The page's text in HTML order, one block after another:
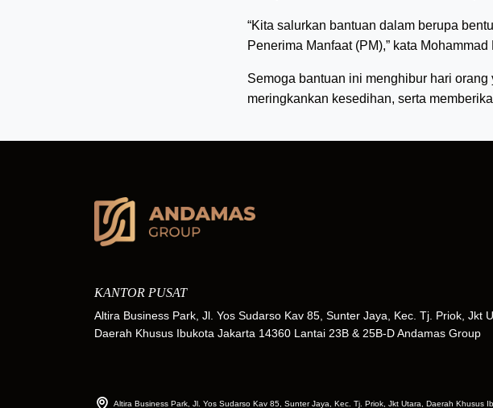
“Kita salurkan bantuan dalam berupa
Penerima Manfaat (PM),” kata
Semoga bantuan ini menghibur hari
meringkankan kesedihan, serta
KANTOR PUSAT
Altira Business Park, Jl. Yos Sudarso Kav 85, Sunter Jaya, Kec. Tj. Priok, Jkt
Daerah Khusus Ibukota Jakarta 14360 Lantai 23B & 25B-D Andamas Group
Altira Business Park, Jl. Yos Sudarso Kav 85, Sunter Jaya, Kec. Tj. Priok, Jkt Utara, Daerah Khusus